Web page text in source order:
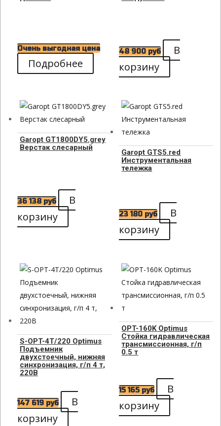
Очень выгодная цена
Подробнее
48 900 руб
В
корзину
Garopt GT1800DY5.grey
Верстак слесарный
36 138 руб
В
корзину
Garopt GTS5.red
Инструментальная
тележка
23 180 руб
В
корзину
S-OPT-4T/220 Optimus
Подъемник
двухстоечный, нижняя
синхронизация, г/п 4 т,
220В
147 619 руб
В
корзину
OPT-160K Optimus
Стойка гидравлическая
трансмиссионная, г/п
0.5 т
15 165 руб
В
корзину